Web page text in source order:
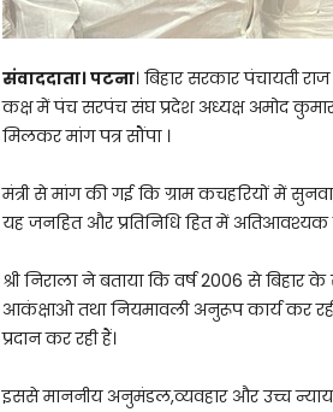
संवाददाता। पटना। बिहार सरकार पंचायती
कक्ष में पंच सरपंच संघ प्रदेश अध्यक्ष अमोद
मिलकर मांग पत्र सौंपा ।
मंत्री से मांग की गई कि ग्राम कचहरियों में
यह जनहित और प्रतिनिधि हित में अतिआवश्यक
श्री निराला ने बताया कि वर्ष 2006 से
आकंक्षाओ तथा नियमावली अनुरूप कार्य कर
प्रदान कर रही हैं।
इससे माननीय अनुमंडल,व्यवहार और उच्च